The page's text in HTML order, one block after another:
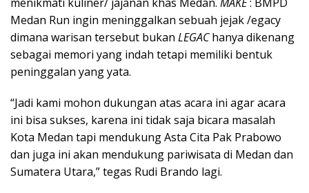
Medan Run ingin meninggalkan sebuah jejak /egacy
dimana warisan tersebut bukan LEGAChanya dikenang
sebagai memori yang indah tetapi memiliki bentuk
peninggalan yang yata.
“Jadi kami mohon dukungan atas acara ini agar acara
ini bisa sukses, karena ini tidak saja bicara masalah
Kota Medan tapi mendukung Asta Cita Pak Prabowo
dan juga ini akan mendukung pariwisata di Medan dan
Sumatera Utara,” tegas Rudi Brando lagi.